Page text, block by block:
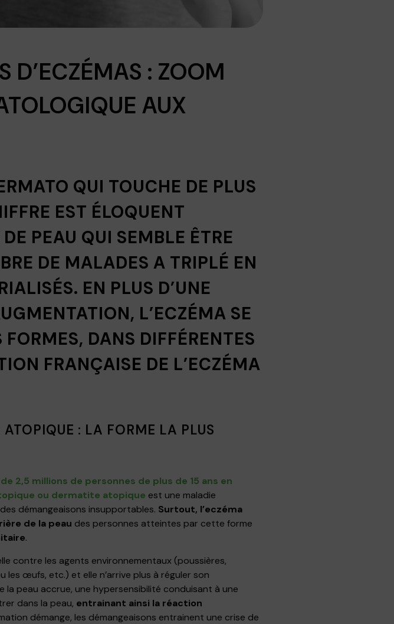
D’ECZÉMAS : ZOOM
AUX
QUI TOUCHE DE PLUS
EST ÉLOQUENT
PEAU QUI SEMBLE ÊTRE
DE MALADES A TRIPLÉ EN
EN PLUS D’UNE
L’ECZÉMA SE
DANS DIFFÉRENTES
FRANÇAISE DE L’ECZÉMA
: LA FORME LA PLUS
2,5 millions de personnes de plus de 15 ans en
ou dermatite atopique est une maladie
démangeaisons insupportables. Surtout, l’eczéma
de la peau des personnes atteintes par cette forme
.
contre les agents environnementaux (poussières,
les œufs, etc.) et elle n’arrive plus à réguler son
peau accrue, une hypersensibilité conduisant à une
dans la peau, entrainant ainsi la réaction
démange, les démangeaisons entrainent une crise de